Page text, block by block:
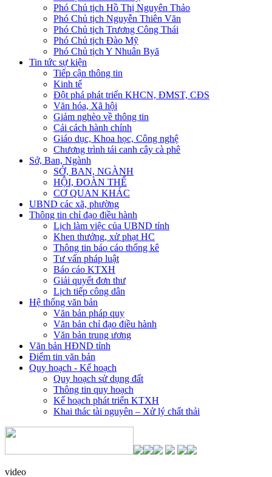
Phó Chủ tịch Hồ Thị Nguyên Thảo
Phó Chủ tịch Nguyễn Thiên Văn
Phó Chủ tịch Trương Công Thái
Phó Chủ tịch Đào Mỹ
Phó Chủ tịch Y Nhuân Byă
Tin tức sự kiện
Tiếp cận thông tin
Kinh tế
Đột phá phát triển KHCN, ĐMST, CĐS
Văn hóa, Xã hội
Giảm nghèo về thông tin
Cải cách hành chính
Giáo dục, Khoa học, Công nghệ
Chương trình tái canh cây cà phê
Sở, Ban, Ngành
SỞ, BAN, NGÀNH
HỘI, ĐOÀN THỂ
CƠ QUAN KHÁC
UBND các xã, phường
Thông tin chỉ đạo điều hành
Lịch làm việc của UBND tỉnh
Khen thưởng, xử phạt HC
Thông tin báo cáo thống kê
Tư vấn pháp luật
Báo cáo KTXH
Giải quyết đơn thư
Lịch tiếp công dân
Hệ thống văn bản
Văn bản pháp quy
Văn bản chỉ đạo điều hành
Văn bản trung ương
Văn bản HĐND tỉnh
Điểm tin văn bản
Quy hoạch - Kế hoạch
Quy hoạch sử dụng đất
Thông tin quy hoạch
Kế hoạch phát triển KTXH
Khai thác tài nguyên – Xử lý chất thải
video